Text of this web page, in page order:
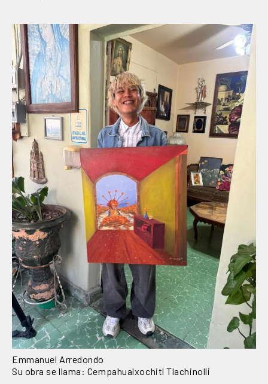
Emmanuel Arredondo
Su obra se llama: Cempahualxochitl Tlachinolli